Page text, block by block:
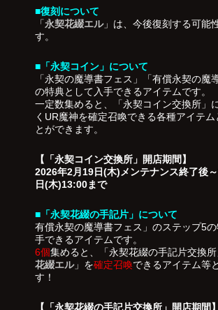
■復刻について
「永契花綴エル」は、今後復刻する可能
す。
■「永契コイン」について
「永契の魔導書フェス」「有償永契の魔
の特典として入手できるアイテムです。
一定数集めると、「永契コイン交換所」
くUR魔神を確定召喚できる各種アイテム
とができます。
【「永契コイン交換所」開店期間】
2026年2月19日(木)メンテナンス終了後
日(木)13:00まで
■「永契花綴の手記片」について
有償永契の魔導書フェス」のステップ5の
手できるアイテムです。
6個集めると、「永契花綴の手記片交換所
花綴エル」を確定召喚できるアイテム等
す！
【「永契花綴の手記片交換所」開店期間】